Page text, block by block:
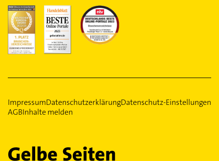
ImpressumDatenschutzerklärungDatenschutz-Einstellungen
AGBInhalte melden